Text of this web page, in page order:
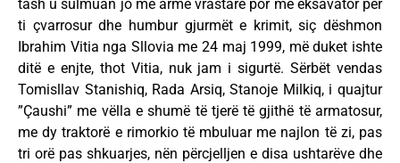
tash u sulmuan jo me armë vrastare por me eksavator për
ti çvarrosur dhe humbur gjurmët e krimit, siç dëshmon
Ibrahim Vitia nga Sllovia me 24 maj 1999, më duket ishte
ditë e enjte, thot Vitia, nuk jam i sigurtë. Sërbët vendas
Tomisllav Stanishiq, Rada Arsiq, Stanoje Milkiq, i quajtur
”Çaushi” me vëlla e shumë të tjerë të gjithë të armatosur,
me dy traktorë e rimorkio të mbuluar me najlon të zi, pas
tri orë pas shkuarjes, nën përcjelljen e disa ushtarëve dhe